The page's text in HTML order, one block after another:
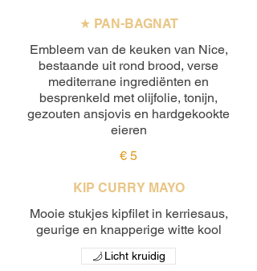
★ PAN-BAGNAT
Embleem van de keuken van Nice,
bestaande uit rond brood, verse
mediterrane ingrediënten en
besprenkeld met olijfolie, tonijn,
gezouten ansjovis en hardgekookte
eieren
€ 5
KIP CURRY MAYO
Mooie stukjes kipfilet in kerriesaus,
geurige en knapperige witte kool
Licht kruidig